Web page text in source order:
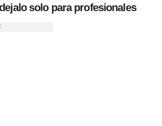
solo para profesionales